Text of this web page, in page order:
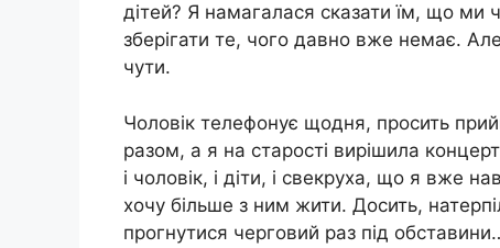
дітей? Я намагалася сказати їм, що
зберігати те, чого давно вже немає.
чути.
Чоловік телефонує щодня, просить
разом, а я на старості вирішила
і чоловік, і діти, і свекруха, що я вже
хочу більше з ним жити. Досить,
прогнутися черговий раз під